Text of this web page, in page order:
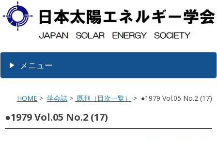
メニュー
HOME > 学会誌 > 既刊（目次一覧） > ●1979 Vol.05 No.2 (17)
●1979 Vol.05 No.2 (17)